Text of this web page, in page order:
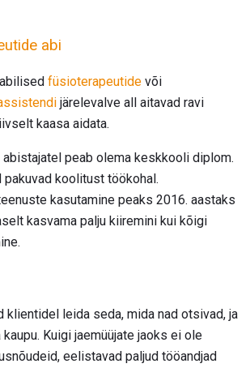
abi
füsioterapeutide või
järelevalve all aitavad ravi
kaasa aidata.
peab olema keskkooli diplom.
pakuvad koolitust töökohal.
kasutamine peaks 2016. aastaks
kasvama palju kiiremini kui kõigi
klientidel leida seda, mida nad otsivad, ja
Kuigi jaemüüjate jaoks ei ole
eelistavad paljud tööandjad